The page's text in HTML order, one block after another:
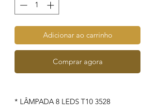
Adicionar ao carrinho
Comprar agora
* LÂMPADA 8 LEDS T10 3528